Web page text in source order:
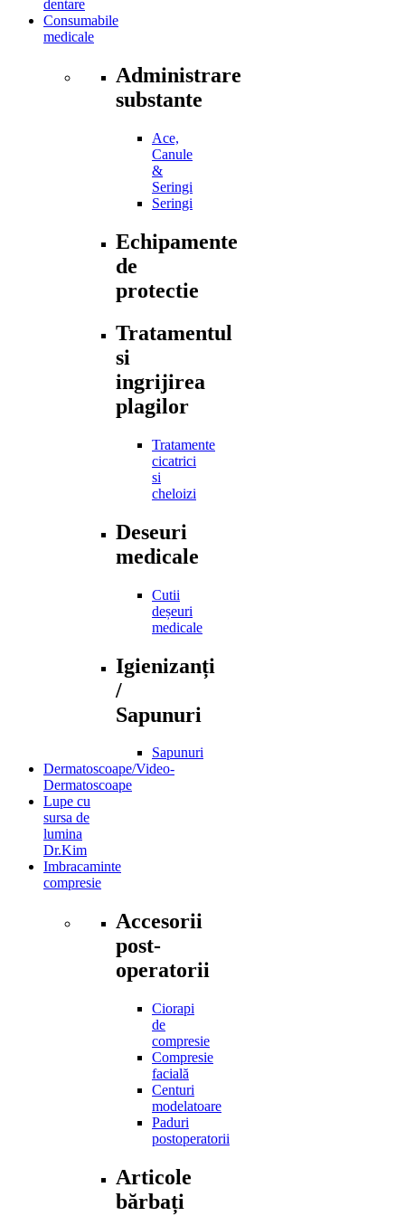
dentare
Consumabile
medicale
Administrare
substante
Ace,
Canule
&
Seringi
Seringi
Echipamente
de
protectie
Tratamentul
si
ingrijirea
plagilor
Tratamente
cicatrici
si
cheloizi
Deseuri
medicale
Cutii
deșeuri
medicale
Igienizanți
/
Sapunuri
Sapunuri
Dermatoscoape/Video-
Dermatoscoape
Lupe cu
sursa de
lumina
Dr.Kim
Imbracaminte
compresie
Accesorii
post-
operatorii
Ciorapi
de
compresie
Compresie
facială
Centuri
modelatoare
Paduri
postoperatorii
Articole
bărbați